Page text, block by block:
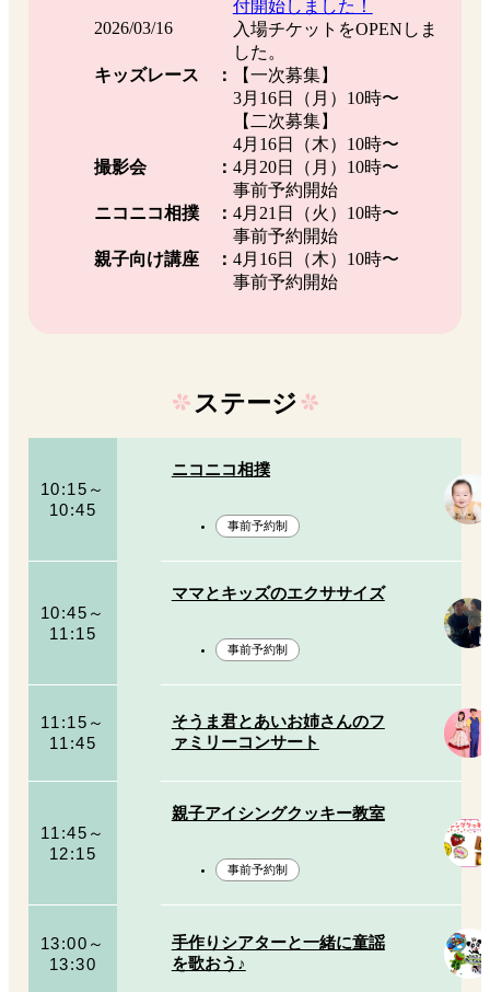
付開始しました！
2026/03/16
入場チケットをOPENしま
した。
キッズレース
【一次募集】
3月16日（月）10時〜
【二次募集】
4月16日（木）10時〜
撮影会
4月20日（月）10時〜
事前予約開始
ニコニコ相撲
4月21日（火）10時〜
事前予約開始
親子向け講座
4月16日（木）10時〜
事前予約開始
ステージ
10:15～
10:45
ニコニコ相撲
事前予約制
10:45～
11:15
ママとキッズのエクササイズ
事前予約制
11:15～
11:45
そうま君とあいお姉さんのフ
ァミリーコンサート
11:45～
12:15
親子アイシングクッキー教室
事前予約制
13:00～
13:30
手作りシアターと一緒に童謡
を歌おう♪